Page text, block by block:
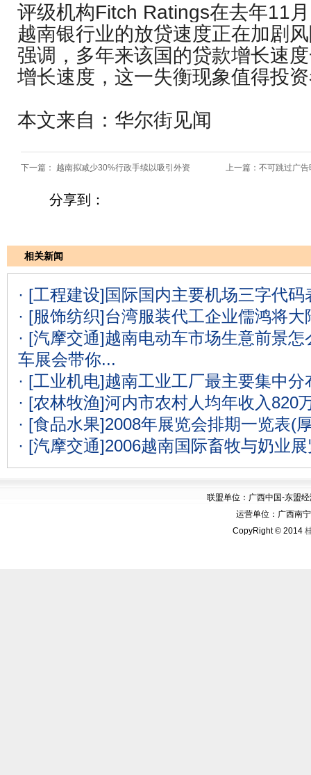
评级机构Fitch Ratings在去年11
越南银行业的放贷速度正在加剧
强调，多年来该国的贷款增长速
增长速度，这一失衡现象值得投
本文来自：华尔街见闻
下一篇： 越南拟减少30%行政手续以吸引外资 上一篇： 不可跳过广
分享到：
相关新闻
· [工程建设]国际国内主要机场三字代码
· [服饰纺织]台湾服装代工企业儒鸿将
· [汽摩交通]越南电动车市场生意前景
车展会带你...
· [工业机电]越南工业工厂最主要集中分
· [农林牧渔]河内市农村人均年收入820
· [食品水果]2008年展览会排期一览表(
· [汽摩交通]2006越南国际畜牧与奶业
联盟单位：广西中国-东盟
运营单位：广西南
CopyRight © 2014